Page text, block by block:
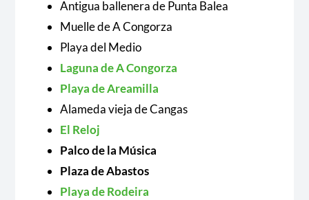
Antigua ballenera de Punta Balea
Muelle de A Congorza
Playa del Medio
Laguna de A Congorza
Playa de Areamilla
Alameda vieja de Cangas
El Reloj
Palco de la Música
Plaza de Abastos
Playa de Rodeira